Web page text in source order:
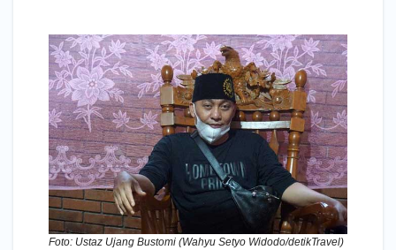
Foto: Ustaz Ujang Bustomi (Wahyu Setyo Widodo/detikTravel)